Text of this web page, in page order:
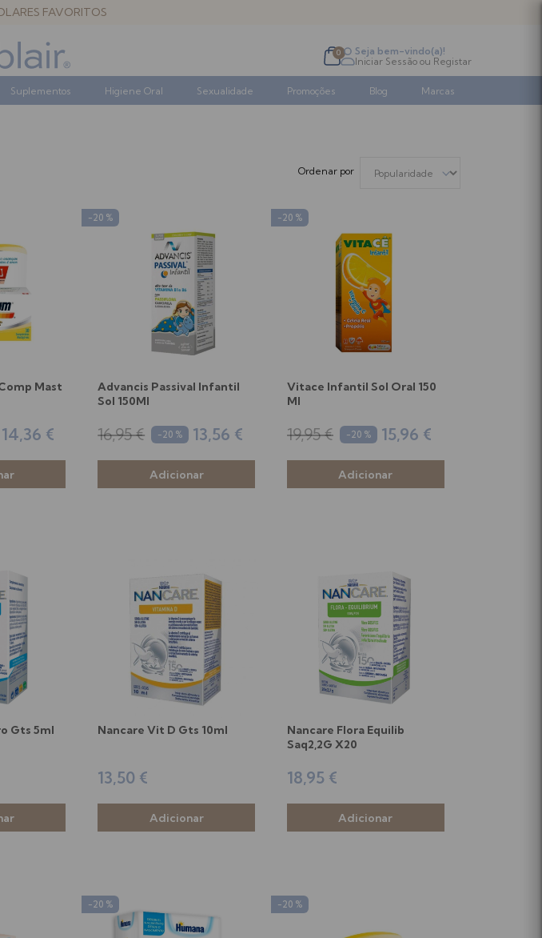
FAVORITOS
0
Seja bem-vindo(a)!
Iniciar Sessãoou Registar
Suplementos Higiene Oral Sexualidade Promoções Blog Marcas
Mast
14,36 €
-20 %
Advancis Passival Infantil
Sol 150Ml
16,95 € -20 % 13,56 €
-20 %
Vitace Infantil Sol Oral 150
Ml
19,95 € -20 % 15,96 €
Gts 5ml Nancare Vit D Gts 10ml
13,50 €
Nancare Flora Equilib
Saq2,2G X20
18,95 €
-20 % -20 %